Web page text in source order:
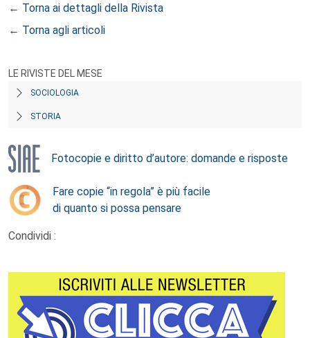
← Torna ai dettagli della Rivista
← Torna agli articoli
LE RIVISTE DEL MESE
SOCIOLOGIA
STORIA
Fotocopie e diritto d’autore: domande e risposte
Fare copie “in regola” è più facile
di quanto si possa pensare
Condividi :